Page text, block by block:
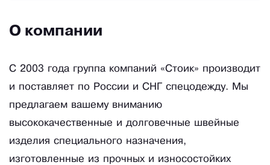
О компании
С 2003 года группа компаний «Стоик» производит
и поставляет по России и СНГ спецодежду. Мы
предлагаем вашему вниманию
высококачественные и долговечные швейные
изделия специального назначения,
изготовленные из прочных и износостойких